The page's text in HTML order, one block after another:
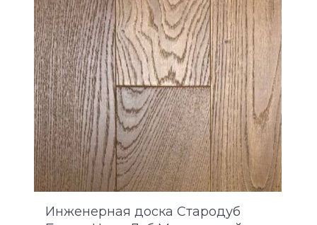
Инженерная доска Стародуб